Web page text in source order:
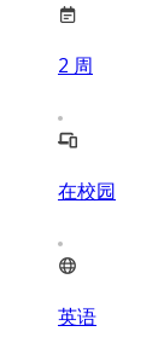
2 周
在校园
英语